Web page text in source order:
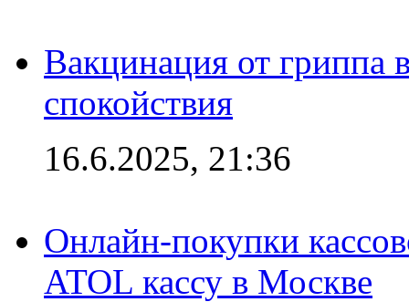
Вакцинация от гриппа
спокойствия
16.6.2025, 21:36
Онлайн-покупки
ATOL кассу в Москве